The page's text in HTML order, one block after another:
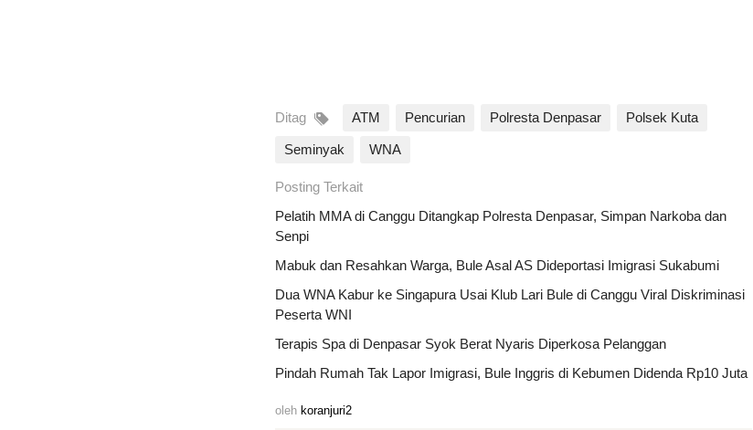
Ditag ATM Pencurian Polresta Denpasar Polsek Kuta
Seminyak WNA
Posting Terkait
Pelatih MMA di Canggu Ditangkap Polresta Denpasar, Simpan Narkoba dan
Senpi
Mabuk dan Resahkan Warga, Bule Asal AS Dideportasi Imigrasi Sukabumi
Dua WNA Kabur ke Singapura Usai Klub Lari Bule di Canggu Viral Diskriminasi
Peserta WNI
Terapis Spa di Denpasar Syok Berat Nyaris Diperkosa Pelanggan
Pindah Rumah Tak Lapor Imigrasi, Bule Inggris di Kebumen Didenda Rp10 Juta
oleh koranjuri2